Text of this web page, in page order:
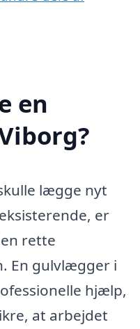
en
lægge nyt
er
rette
En gulvlægger i
hjælp,
at arbejdet